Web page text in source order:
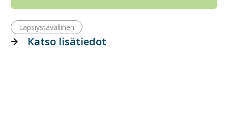
Lapsiystävällinen
Katso lisätiedot